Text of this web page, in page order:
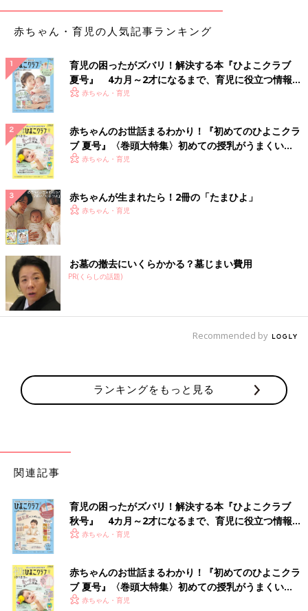
・親しい人を見分ける
【7〜8カ月ころ】
・名前を呼ぶとこちらにこようとする
・人の話を聞こうとする
赤ちゃんの発達は上記のような順番で進みますが、個人差が大き
いので、1〜2カ月は前後していても気にしすぎなくて大丈夫で
す。
9カ月革命で赤ちゃんに起こる、3つの変化とは？
9カ月のころの赤ちゃんには大人との関係性において重要な変化
ることがあるそうです。その発達の変化の様子や赤ちゃんに見ら
れる成長のサインについて遠藤先生に教えてもらいました。
【1. 三項関係】ママやパパと同じものを並んで見られるよ
しょうか。
遠藤 この時期の何よりいちばん大きな変化は、二項関係から三
とです。8カ月ころまでの赤ちゃんは、ママやパパに抱っこされ
て見つめ合ったり、赤ちゃんが「あ〜」と声を出すとママやパパ
的に心と心が通い合うやり取りをしています。
それが、9カ月ころになると、自分と相手以外の1つのものを、マ
マやパパと並んで一緒に見て、共通の話題にして、気持ちを通わ
せながらコミュニケーションをとる段階が生じてきます。これが
三項関係です。
――三項関係が理解できると、赤ちゃんと大人とのコミュニケー
赤ちゃん・育児の人気記事ランキング
育児の困ったがズバリ！解決する本『ひよこクラブ
夏号』 4カ月～2才になるまで、育児に役立つ情報が
いっぱい！
赤ちゃん・育児
赤ちゃんのお世話まるわかり！『初めてのひよこクラ
ブ 夏号』〈巻頭大特集〉初めての授乳がうまくい
く！ おっぱい・ミルクの基本と夏のトラブル 解決テ
赤ちゃん・育児
赤ちゃんが生まれたら！2冊の「たまひよ」
赤ちゃん・育児
お墓の撤去にいくらかかる？墓じまい費用
PR(くらしの話題)
Recommended by
ランキングをもっと見る
関連記事
育児の困ったがズバリ！解決する本『ひよこクラブ
秋号』 4カ月～2才になるまで、育児に役立つ情報が
いっぱい！
赤ちゃん・育児
赤ちゃんのお世話まるわかり！『初めてのひよこクラ
ブ 夏号』〈巻頭大特集〉初めての授乳がうまくい
く！ おっぱい・ミルクの基本と夏のトラブル 解決テ
赤ちゃん・育児